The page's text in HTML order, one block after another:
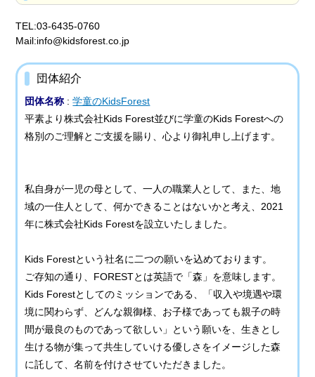
TEL:03-6435-0760
Mail:info@kidsforest.co.jp
団体紹介
団体名称 :学童のKidsForest
平素より株式会社Kids Forest並びに学童のKids Forestへの
格別のご理解とご支援を賜り、心より御礼申し上げます。
私自身が一児の母として、一人の職業人として、また、地
域の一住人として、何かできることはないかと考え、2021
年に株式会社Kids Forestを設立いたしました。
Kids Forestという社名に二つの願いを込めております。
ご存知の通り、FORESTとは英語で「森」を意味します。
Kids Forestとしてのミッションである、「収入や境遇や環
境に関わらず、どんな親御様、お子様であっても親子の時
間が最良のものであって欲しい」という願いを、生きとし
生ける物が集って共生していける優しさをイメージした森
に託して、名前を付けさせていただきました。